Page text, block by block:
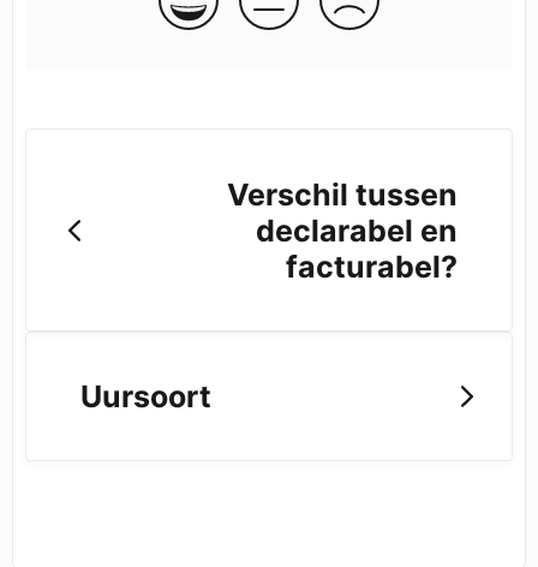
Verschil tussen
declarabel en
facturabel?
Uursoort